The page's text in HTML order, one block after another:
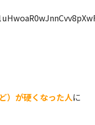
）が硬くなった人に